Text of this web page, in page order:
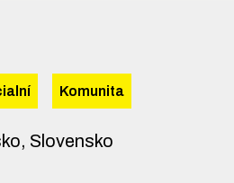
Komunita
Slovensko